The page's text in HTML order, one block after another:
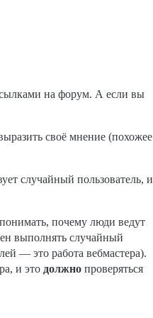
на форум. А если вы
своё мнение (похожее
случайный пользователь, и
почему люди ведут
выполнять случайный
— это работа вебмастера).
и это должно проверяться